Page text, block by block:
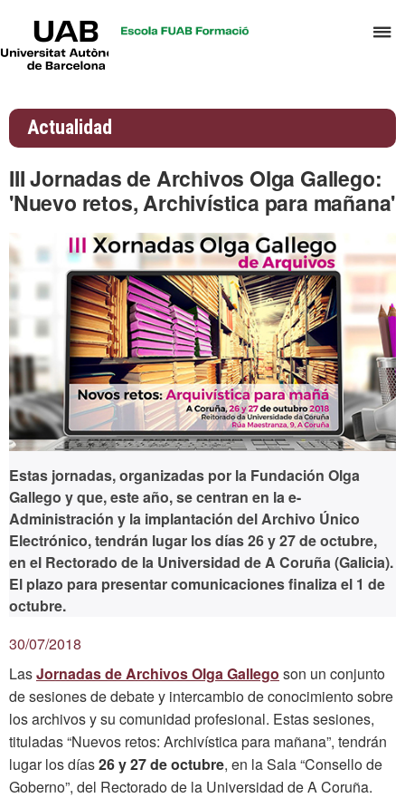
Universitat
Actualidad
III Jornadas de Archivos Olga Gallego:
'Nuevo retos, Archivística para mañana'
Estas jornadas, organizadas por la Fundación Olga
Gallego y que, este año, se centran en la e-
Administración y la implantación del Archivo Único
Electrónico, tendrán lugar los días 26 y 27 de octubre,
en el Rectorado de la Universidad de A Coruña (Galicia).
El plazo para presentar comunicaciones finaliza el 1 de
octubre.
30/07/2018
LasJornadas de Archivos Olga Gallego son un conjunto
de sesiones de debate y intercambio de conocimiento sobre
los archivos y su comunidad profesional. Estas sesiones,
tituladas “Nuevos retos: Archivística para mañana”, tendrán
lugar los días26 y 27 de octubre, en la Sala “Consello de
Goberno”, del Rectorado de la Universidad de A Coruña.